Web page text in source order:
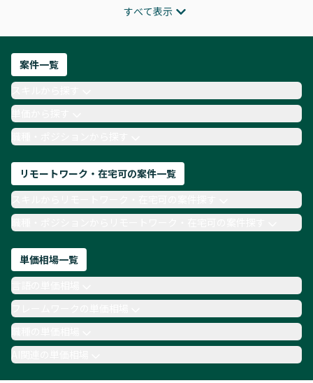
ITコンサルタント
フロントエンドエンジニア
ネットワークエンジニア
AIエンジニア
Webデザイナー
月収100万円 業務委託
COBOL
Ruby
TypeScript
Laravel AWS
すべて表示
案件一覧
単価から探す
職種・ポジションから探す
リモートワーク・在宅可の案件一覧
職種・ポジションからリモートワーク・在宅可の案件探す
単価相場一覧
職種の単価相場
AI関連の単価相場